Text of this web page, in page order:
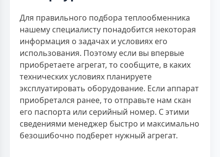
Для правильного подбора теплообменника
нашему специалисту понадобится некоторая
информация о задачах и условиях его
использования. Поэтому если вы впервые
приобретаете агрегат, то сообщите, в каких
технических условиях планируете
эксплуатировать оборудование. Если аппарат
приобретался ранее, то отправьте нам скан
его паспорта или серийный номер. С этими
сведениями менеджер быстро и максимально
безошибочно подберет нужный агрегат.